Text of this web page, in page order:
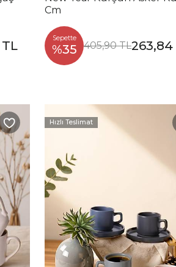
Cm
Sepette
%35 405,90 TL263,84
Hızlı Teslimat